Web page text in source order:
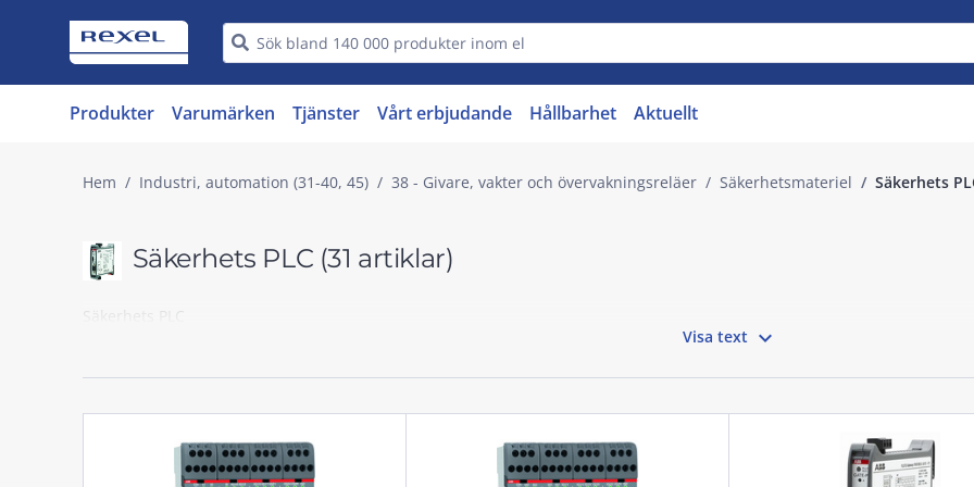
Produkter Varumärken Tjänster Vårt erbjudande Hållbarhet Aktuellt
Hem Industri, automation (31-40, 45) 38 - Givare, vakter och övervakningsreläer Säkerhetsmateriel Säkerhets
Säkerhets PLC (31 artiklar)
Säkerhets PLC
Visa text 